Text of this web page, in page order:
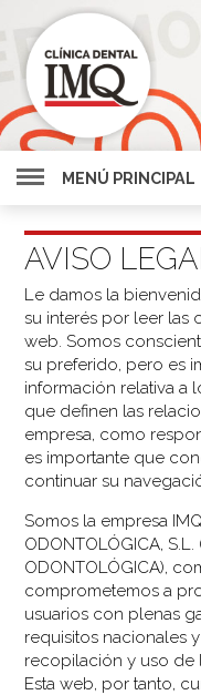
MENÚ PRINCIPAL
AVISO LEGAL
Le damos la
su interés por leer las
web. Somos
su preferido, pero es
información relativa a
que definen las
empresa, como
es importante que
continuar su
Somos la empresa
ODONTOLÓGICA,
ODONTOLÓGICA),
comprometemos a
usuarios con plenas
requisitos nacionales
recopilación y uso de
Esta web, por tanto,